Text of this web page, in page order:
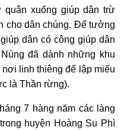
xuống giúp dân trừ
cho dân chúng. Để tưởng
dân có công giúp dân
đã dành những khu
linh thiêng để lập miếu
là Thần rừng).
7 hàng năm các làng
huyện Hoàng Su Phì